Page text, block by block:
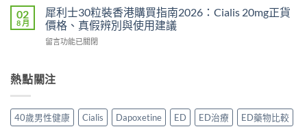
安
全
服
法
與
貨
購
買
渠
＋
完
南〉
先
安
心？
2026
港
噴
霧
利
勁
與
其
洩
比
較
02
8 月
犀利士30粒裝香港購買指南2026：Cialis 20mg正貨
價格、真假辨別與使用建議
在
士
30
裝
香
留言功能已關閉
熱點關注
40歲男性健康 Cialis Dapoxetine ED ED治療 ED藥物比較